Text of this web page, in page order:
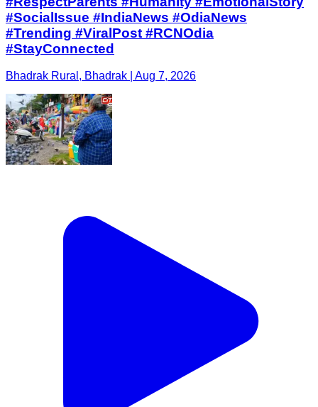
#SocialIssue #IndiaNews #OdiaNews
#Trending #ViralPost #RCNOdia
#StayConnected
Bhadrak Rural, Bhadrak | Aug 7, 2026